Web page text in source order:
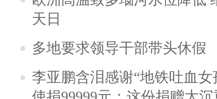
天日
多地要求领导干部带头休假
李亚鹏含泪感谢“地铁吐血